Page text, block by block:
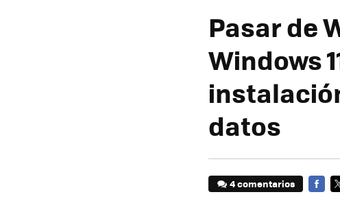
Pasar de
Windows
datos
4 comentarios